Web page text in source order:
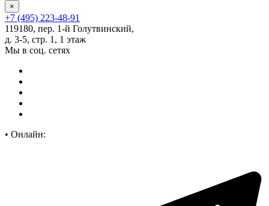
×
+7 (495) 223-48-91
119180, пер. 1-й Голутвинский,
д. 3-5, стр. 1, 1 этаж
Мы в соц. сетях
• Онлайн: